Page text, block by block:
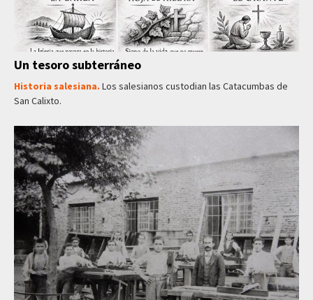
Un tesoro subterráneo
Historia salesiana. Los salesianos custodian las Catacumbas de
San Calixto.